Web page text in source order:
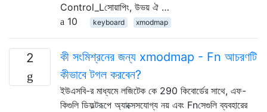
Control_Lসোয়াপিং, উভয় ঐ …
10
keyboard xmodmap
2
কী সংমিশ্রনের জন্য xmodmap - Fn আচরণটি
কীভাবে টগল করবেন?
ইউএসবি-র মাধ্যমে লজিটেক কে 290 কিবোর্ডের সাথে, এফ-
কিগুলি ডিফল্টরূপে অ্যাক্সেসযোগ্য নয় এবং Fnসেগুলি ব্যবহারের